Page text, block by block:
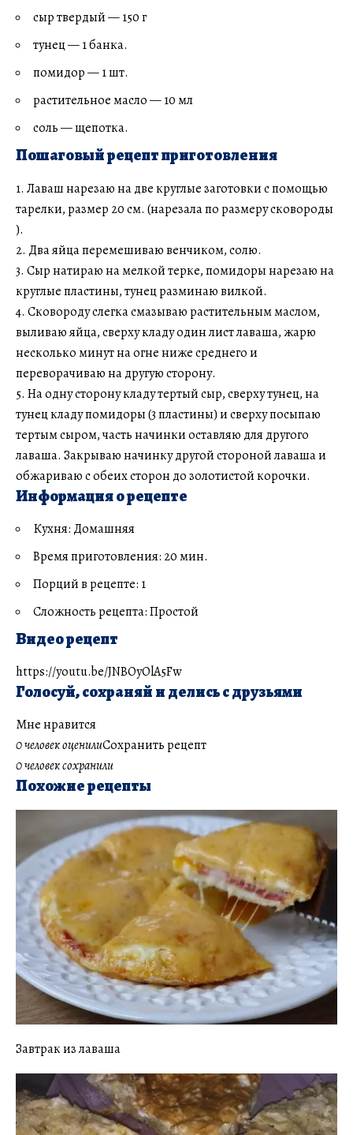
сыр твердый — 150 г
тунец — 1 банка.
помидор — 1 шт.
растительное масло — 10 мл
соль — щепотка.
Пошаговый рецепт приготовления
1. Лаваш нарезаю на две круглые заготовки с помощью
тарелки, размер 20 см. (нарезала по размеру сковороды
).
2. Два яйца перемешиваю венчиком, солю.
3. Сыр натираю на мелкой терке, помидоры нарезаю на
круглые пластины, тунец разминаю вилкой.
4. Сковороду слегка смазываю растительным маслом,
выливаю яйца, сверху кладу один лист лаваша, жарю
несколько минут на огне ниже среднего и
переворачиваю на другую сторону.
5. На одну сторону кладу тертый сыр, сверху тунец, на
тунец кладу помидоры (3 пластины) и сверху посыпаю
тертым сыром, часть начинки оставляю для другого
лаваша. Закрываю начинку другой стороной лаваша и
обжариваю с обеих сторон до золотистой корочки.
Информация о рецепте
Кухня: Домашняя
Время приготовления: 20 мин.
Порций в рецепте: 1
Сложность рецепта: Простой
Видео рецепт
https://youtu.be/JNBOyOlA5Fw
Голосуй, сохраняй и делись с друзьями
Мне нравится
0 человек оценилиСохранить рецепт
0 человек сохранили
Похожие рецепты
Завтрак из лаваша